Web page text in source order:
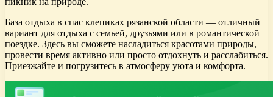
База отдыха в спас клепиках рязанской области — отличный
вариант для отдыха с семьей, друзьями или в романтической
поездке. Здесь вы сможете насладиться красотами природы,
провести время активно или просто отдохнуть и расслабиться.
Приезжайте и погрузитесь в атмосферу уюта и комфорта.